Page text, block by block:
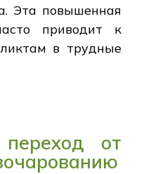
Эта повышенная
приводит к
в трудные
от